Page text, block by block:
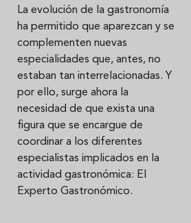
La evolución de la gastronomía
ha permitido que aparezcan y se
complementen nuevas
especialidades que, antes, no
estaban tan interrelacionadas. Y
por ello, surge ahora la
necesidad de que exista una
figura que se encargue de
coordinar a los diferentes
especialistas implicados en la
actividad gastronómica: El
Experto Gastronómico.
Sopa fría de sandía: el plato
que querrás repetir todo el
verano